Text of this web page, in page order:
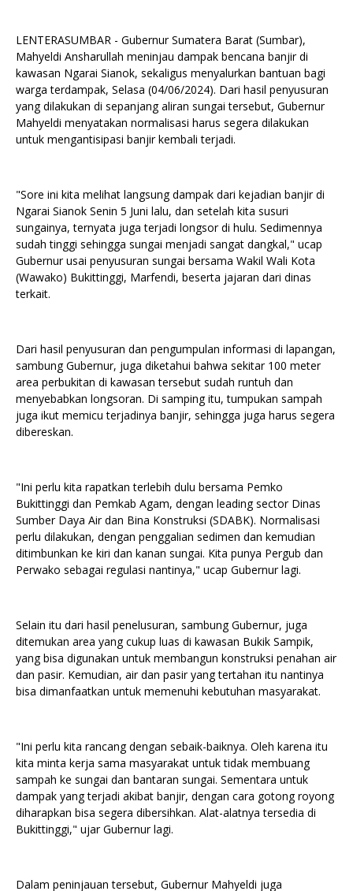
LENTERASUMBAR - Gubernur Sumatera Barat (Sumbar),
Mahyeldi Ansharullah meninjau dampak bencana banjir di
kawasan Ngarai Sianok, sekaligus menyalurkan bantuan bagi
warga terdampak, Selasa (04/06/2024). Dari hasil penyusuran
yang dilakukan di sepanjang aliran sungai tersebut, Gubernur
Mahyeldi menyatakan normalisasi harus segera dilakukan
untuk mengantisipasi banjir kembali terjadi.
"Sore ini kita melihat langsung dampak dari kejadian banjir di
Ngarai Sianok Senin 5 Juni lalu, dan setelah kita susuri
sungainya, ternyata juga terjadi longsor di hulu. Sedimennya
sudah tinggi sehingga sungai menjadi sangat dangkal," ucap
Gubernur usai penyusuran sungai bersama Wakil Wali Kota
(Wawako) Bukittinggi, Marfendi, beserta jajaran dari dinas
terkait.
Dari hasil penyusuran dan pengumpulan informasi di lapangan,
sambung Gubernur, juga diketahui bahwa sekitar 100 meter
area perbukitan di kawasan tersebut sudah runtuh dan
menyebabkan longsoran. Di samping itu, tumpukan sampah
juga ikut memicu terjadinya banjir, sehingga juga harus segera
dibereskan.
"Ini perlu kita rapatkan terlebih dulu bersama Pemko
Bukittinggi dan Pemkab Agam, dengan leading sector Dinas
Sumber Daya Air dan Bina Konstruksi (SDABK). Normalisasi
perlu dilakukan, dengan penggalian sedimen dan kemudian
ditimbunkan ke kiri dan kanan sungai. Kita punya Pergub dan
Perwako sebagai regulasi nantinya," ucap Gubernur lagi.
Selain itu dari hasil penelusuran, sambung Gubernur, juga
ditemukan area yang cukup luas di kawasan Bukik Sampik,
yang bisa digunakan untuk membangun konstruksi penahan air
dan pasir. Kemudian, air dan pasir yang tertahan itu nantinya
bisa dimanfaatkan untuk memenuhi kebutuhan masyarakat.
"Ini perlu kita rancang dengan sebaik-baiknya. Oleh karena itu
kita minta kerja sama masyarakat untuk tidak membuang
sampah ke sungai dan bantaran sungai. Sementara untuk
dampak yang terjadi akibat banjir, dengan cara gotong royong
diharapkan bisa segera dibersihkan. Alat-alatnya tersedia di
Bukittinggi," ujar Gubernur lagi.
Dalam peninjauan tersebut, Gubernur Mahyeldi juga